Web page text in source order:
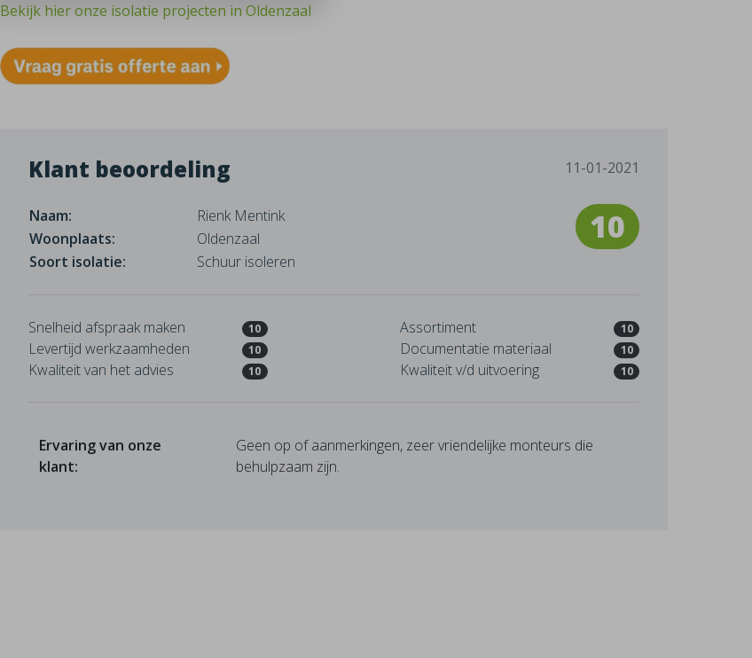
Bekijk hier onze isolatie projecten in Oldenzaal
Klant beoordeling 11-01-2021
Naam:
Rienk Mentink
Woonplaats:
Oldenzaal
Soort isolatie:
Schuur isoleren
10
Snelheid afspraak maken 10 Assortiment 10
Levertijd werkzaamheden 10 Documentatie materiaal 10
Kwaliteit van het advies 10 Kwaliteit v/d uitvoering 10
Ervaring van onze
klant:
Geen op of aanmerkingen, zeer vriendelijke monteurs die
behulpzaam zijn.